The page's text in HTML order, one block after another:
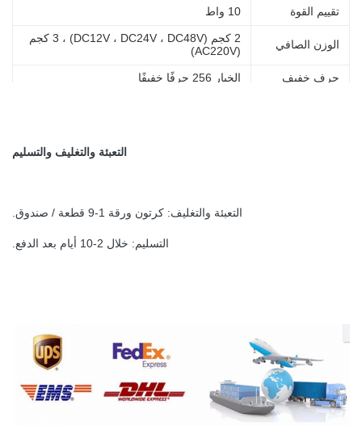
تقييم القوة 10 واط
الوزن الصافي
2 كجم (DC12V ، DC24V ، DC48V) ، 3 كجم
(AC220V)
حرف خفيف الخيار 256 حرفًا خفيفًا
التعبئة والتغليف والتسليم
التعبئة والتغليف: كرتون ورقة 1-9 قطعة / صندوق.
التسليم: خلال 2-10 أيام بعد الدفع.